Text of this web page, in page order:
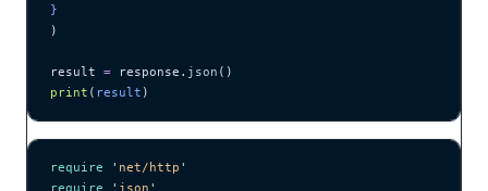
}
)
result = response. json ()
print ( result )
require ' net/http '
require ' json '